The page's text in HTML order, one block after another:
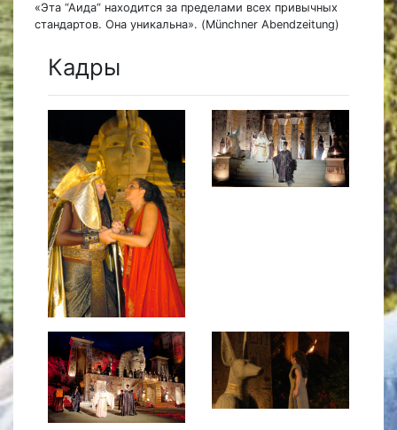
«Эта “Аида” находится за пределами всех привычных
стандартов. Она уникальна». (Münchner Abendzeitung)
Кадры